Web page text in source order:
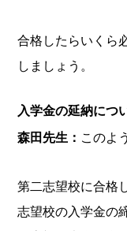
合格したらいくら
しましょう。
入学金の延納につ
森田先生： このよ
第二志望校に合格
志望校の入学金の